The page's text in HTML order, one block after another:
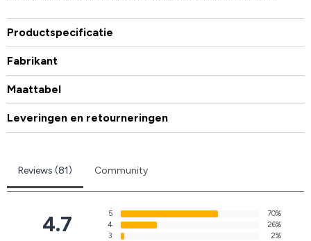
Productspecificatie
Fabrikant
Maattabel
Leveringen en retourneringen
Reviews (81) Community
4.7 5
70%
4
26%
3
2%